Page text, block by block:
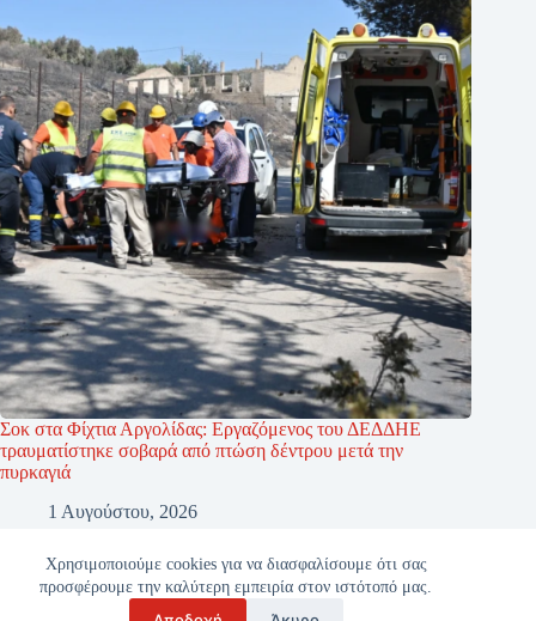
Χρησιμοποιούμε cookies για να διασφαλίσουμε ότι σας
προσφέρουμε την καλύτερη εμπειρία στον ιστότοπό μας.
Σοκ στα Φίχτια Αργολίδας: Εργαζόμενος του ΔΕΔΔΗΕ
τραυματίστηκε σοβαρά από πτώση δέντρου μετά την
πυρκαγιά
1 Αυγούστου, 2026